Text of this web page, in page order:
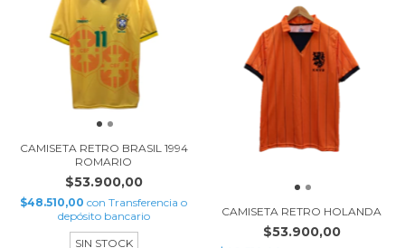
CAMISETA RETRO BRASIL 1994
ROMARIO
$53.900,00
$48.510,00 con Transferencia o
depósito bancario
SIN STOCK
CAMISETA RETRO HOLANDA
$53.900,00